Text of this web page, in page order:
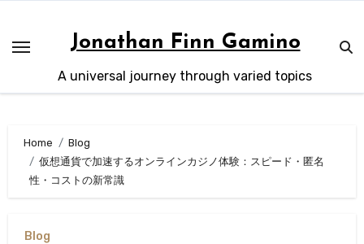
content
Jonathan Finn Gamino
A universal journey through varied topics
Home
Blog
仮想通貨で加速するオンラインカジノ体験：スピード・匿名
性・コストの新常識
Blog